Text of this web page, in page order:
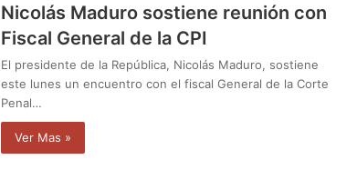
Nicolás Maduro sostiene reunión con
Fiscal General de la CPI
El presidente de la República, Nicolás Maduro, sostiene
este lunes un encuentro con el fiscal General de la Corte
Penal…
Ver Mas »